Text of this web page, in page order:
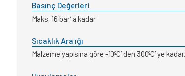
Basınç Değerleri
Maks. 16 bar’ a kadar
Sıcaklık Aralığı
Malzeme yapısına göre -10ºC’ den 300ºC’ ye kadar.